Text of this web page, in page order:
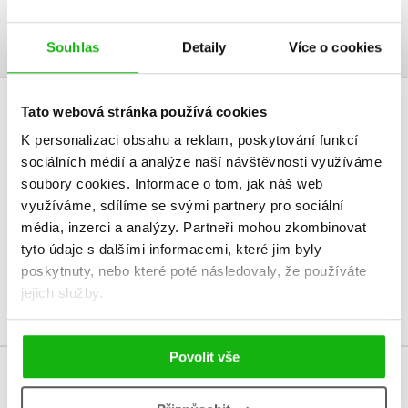
Souhlas Detaily Více o cookies
Tato webová stránka používá cookies
K personalizaci obsahu a reklam, poskytování funkcí
sociálních médií a analýze naší návštěvnosti využíváme
soubory cookies. Informace o tom, jak náš web
využíváme, sdílíme se svými partnery pro sociální
média, inzerci a analýzy. Partneři mohou zkombinovat
tyto údaje s dalšími informacemi, které jim byly
poskytnuty, nebo které poté následovaly, že používáte
jejich služby.
Povolit vše
HODNOCENÍ ČTENÁŘŮ
V současné době nejsou vytvořena žádná uživatelská hodnocení.
Vaše hodnocení
Uživatelskou recenzi mohou vkládat pouze registrovaní uživatelé
Přihlásit
MOHLO BY VÁS TAKÉ ZAJÍMAT